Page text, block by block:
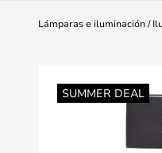
Lámparas e iluminación
SUMMER DEAL